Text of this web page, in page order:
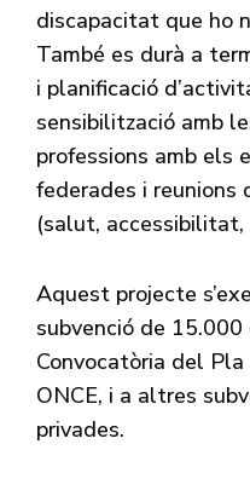
discapacitat que ho
També es durà a
i planificació
sensibilització amb
professions amb els
federades i reunions
(salut, accessibilitat,
Aquest projecte
subvenció de
Convocatòria del
ONCE, i a altres
privades.